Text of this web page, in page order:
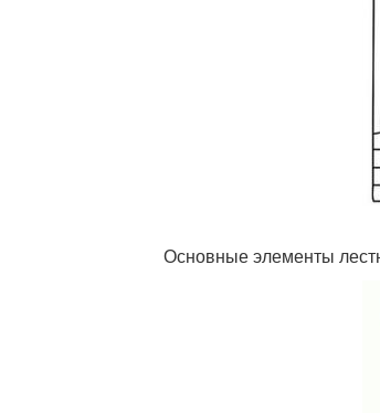
Основные элементы